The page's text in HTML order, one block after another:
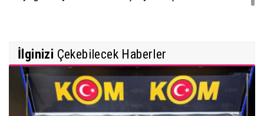
İlginizi Çekebilecek Haberler